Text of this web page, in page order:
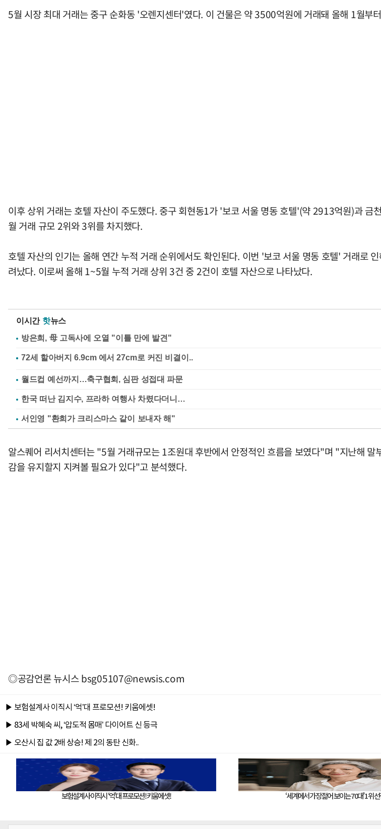
5월 시장 최대 거래는 중구 순화동 '오렌지센터'였다. 이 건물은 약 3500억원에 거래돼 올해 1월부
이후 상위 거래는 호텔 자산이 주도했다. 중구 회현동1가 '보코 서울 명동 호텔'(약 2913억원)과
월 거래 규모 2위와 3위를 차지했다.
호텔 자산의 인기는 올해 연간 누적 거래 순위에서도 확인된다. 이번 '보코 서울 명동 호텔' 거래로
려났다. 이로써 올해 1~5월 누적 거래 상위 3건 중 2건이 호텔 자산으로 나타났다.
이시간 핫뉴스
방은희, 母 고독사에 오열 "이틀 만에 발견"
월드컵 예선까지…축구협회, 심판 성접대 파문
한국 떠난 김지수, 프라하 여행사 차렸다더니…
서인영 "환희가 크리스마스 같이 보내자 해"
알스퀘어 리서치센터는 "5월 거래규모는 1조원대 후반에서 안정적인 흐름을 보였다"며 "지난해
감을 유지할지 지켜볼 필요가 있다"고 분석했다.
◎공감언론 뉴시스bsg05107@newsis.com